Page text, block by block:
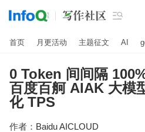

首页 月更活动 主题征文 AI
0 Token 间间隔
百度百舸 AIAK 大模
化 TPS
作者： Baidu AICLOUD